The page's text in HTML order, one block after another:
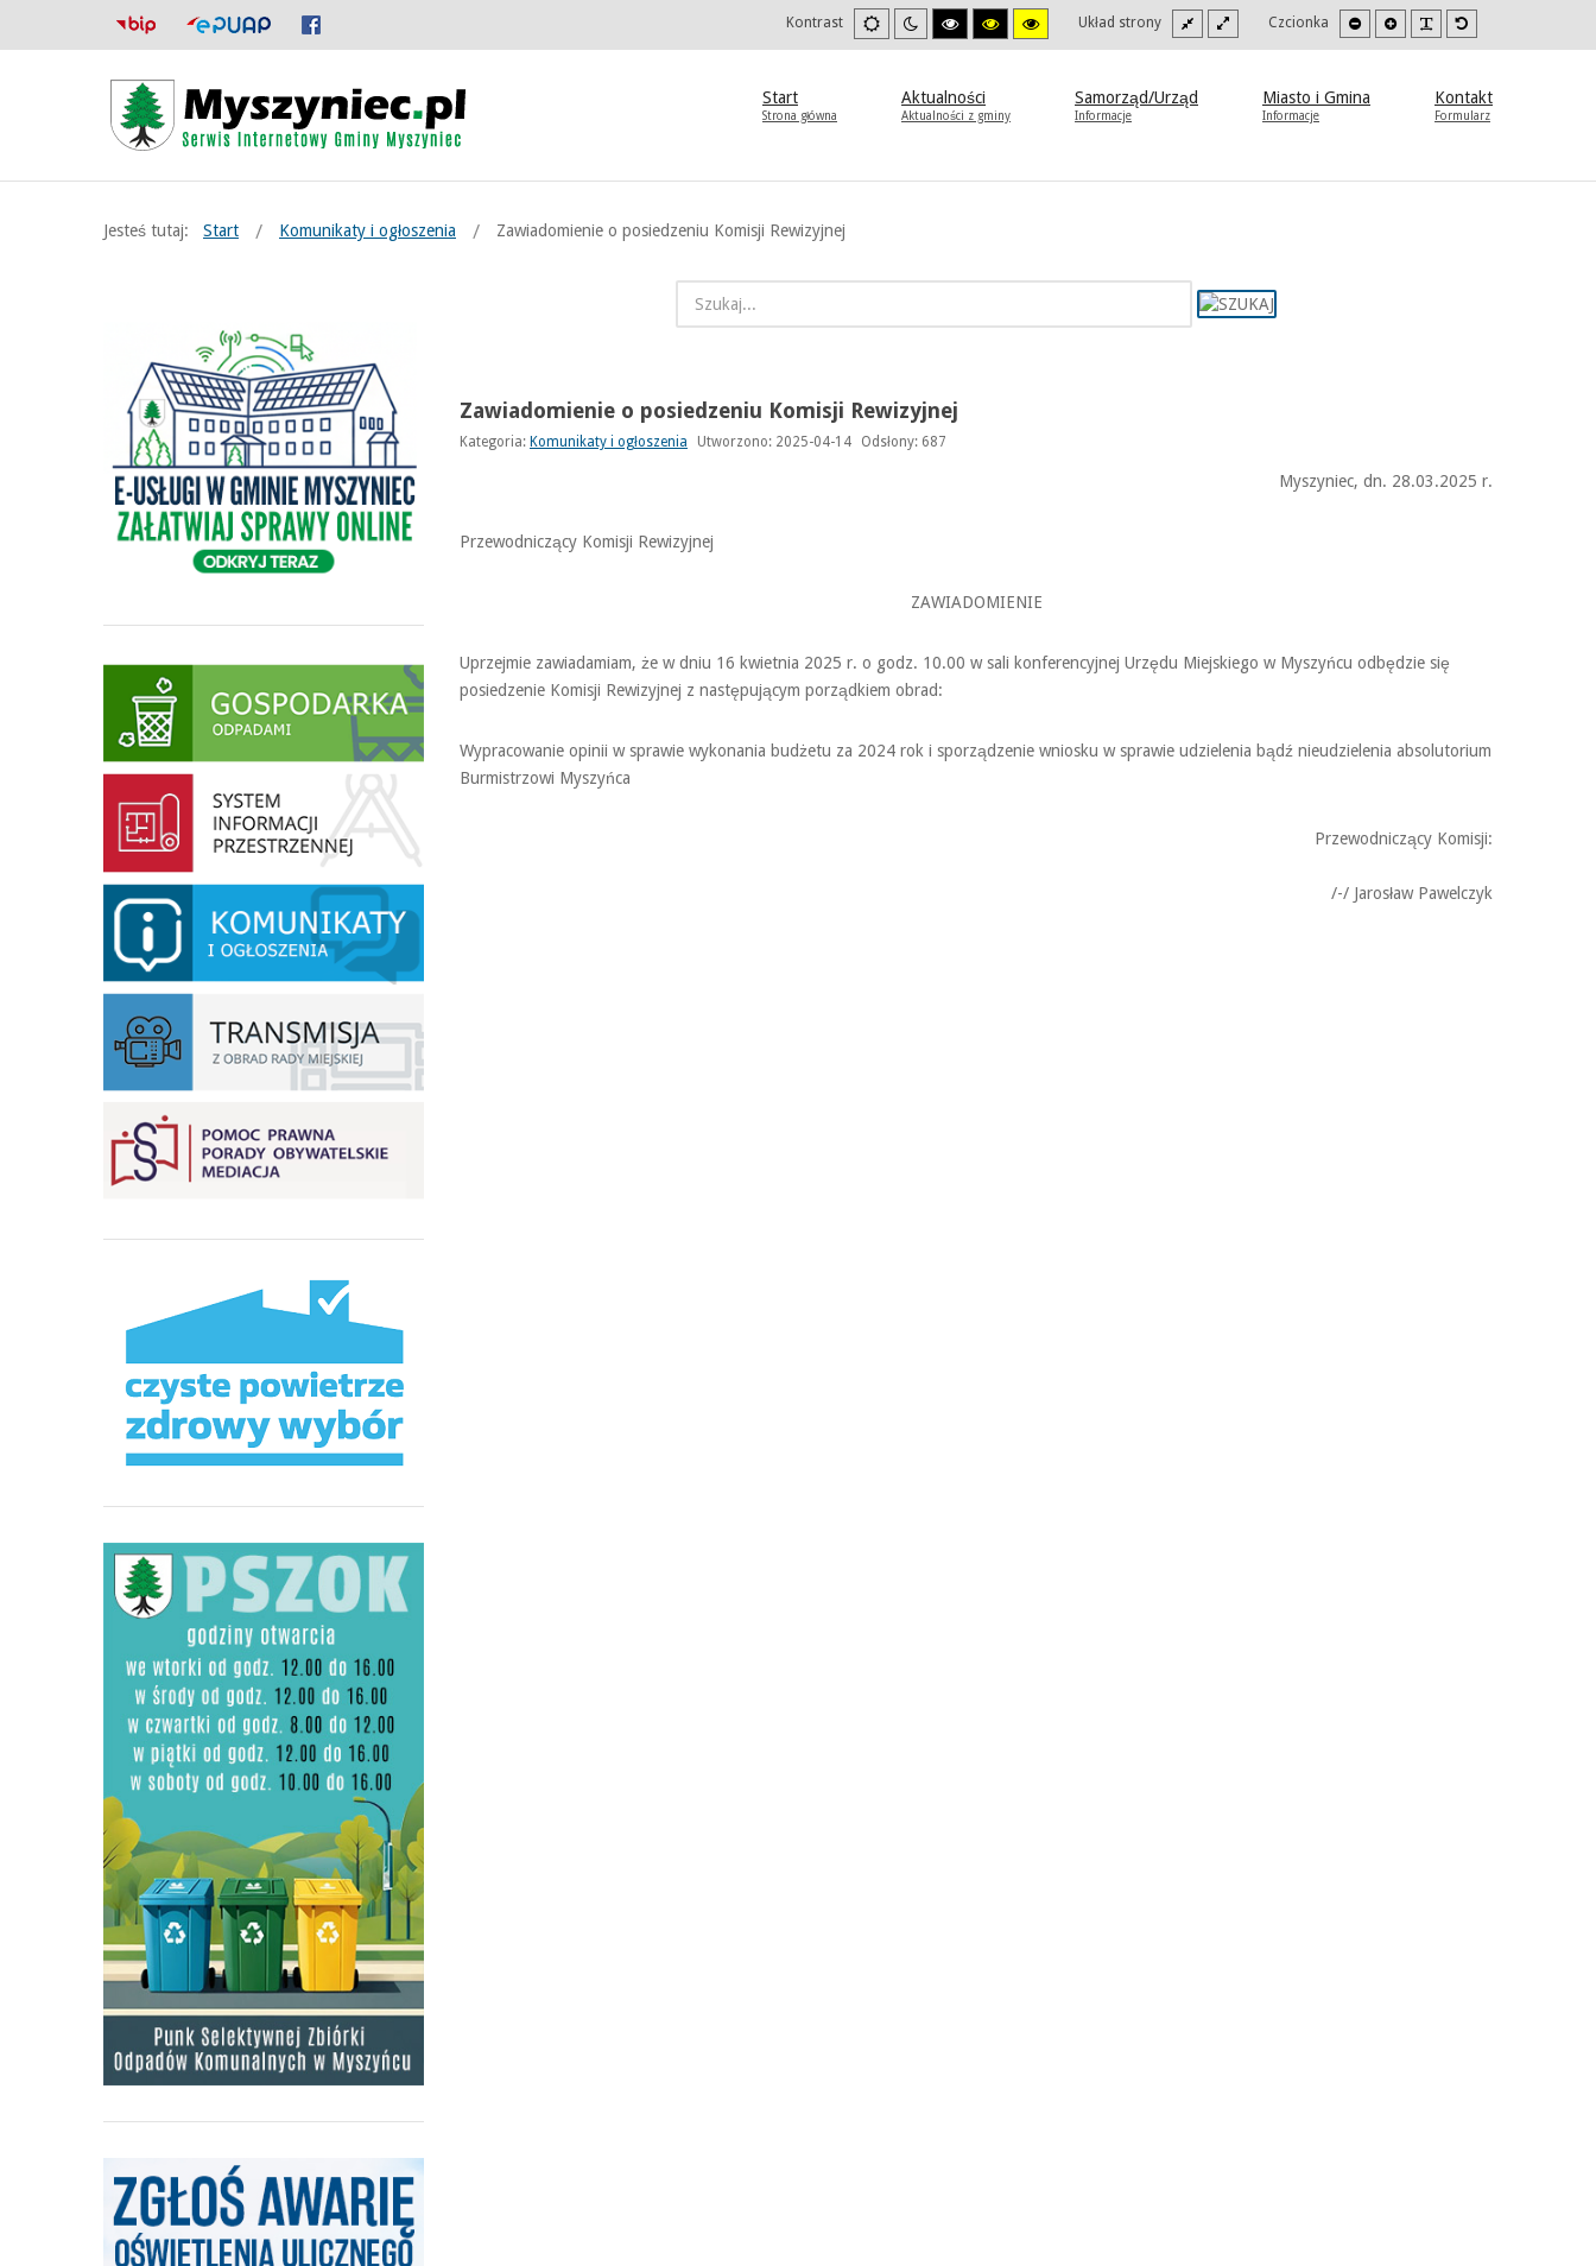
Kontrast
Ustawienia
domyslne
Tryb
nocny
Wysoki
kontrast
tryb
Wysoki
kontrast
tryb
Wysoki
kontrast
tryb
Układ strony
Szeroki
szablon
Stały
szablon
Czcionka
Mniejsza
czcionka
Zwiększona
czcionka
Start
Strona główna
Aktualności
Aktualności z gminy
Samorząd/Urząd
Informacje
Miasto i Gmina
Informacje
Kontakt
Formularz
Jesteś tutaj: Start Komunikaty i ogłoszenia Zawiadomienie o posiedzeniu Komisji Rewizyjnej
Zawiadomienie o posiedzeniu Komisji Rewizyjnej
Kategoria: Komunikaty i ogłoszenia Utworzono: 2025-04-14 Odsłony: 687
Myszyniec, dn. 28.03.2025 r.
Przewodniczący Komisji Rewizyjnej
ZAWIADOMIENIE
Uprzejmie zawiadamiam, że w dniu 16 kwietnia 2025 r. o godz. 10.00 w sali konferencyjnej Urzędu Miejskiego w Myszyńcu odbędzie się
posiedzenie Komisji Rewizyjnej z następującym porządkiem obrad:
Wypracowanie opinii w sprawie wykonania budżetu za 2024 rok i sporządzenie wniosku w sprawie udzielenia bądź nieudzielenia absolutorium
Burmistrzowi Myszyńca
Przewodniczący Komisji:
/-/ Jarosław Pawelczyk